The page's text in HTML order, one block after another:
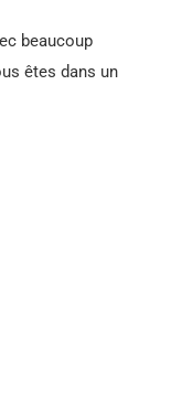
beaucoup
êtes dans un